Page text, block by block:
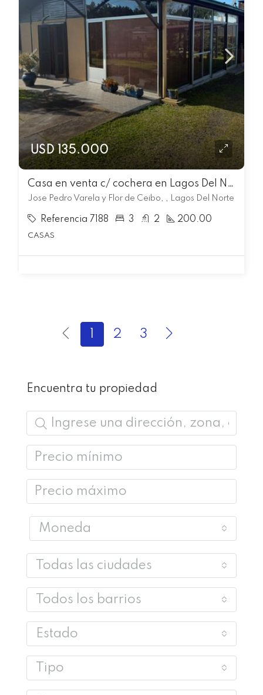
USD 135.000
Casa en venta c/ cochera en Lagos Del Norte
Jose Pedro Varela y Flor de Ceibo, , Lagos Del Norte
Referencia 7188 3 2 200.00
CASAS
2 3
Encuentra tu propiedad
Moneda
Todas las ciudades
Todos los barrios
Estado
Tipo